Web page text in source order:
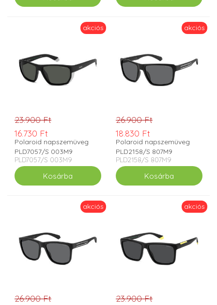
akciós
23.900 Ft
16.730 Ft
Polaroid napszemüveg
PLD7057/S 003M9
PLD7057/S 003M9
akciós
26.900 Ft
18.830 Ft
Polaroid napszemüveg
PLD2158/S 807M9
PLD2158/S 807M9
akciós
26.900 Ft
akciós
23.900 Ft